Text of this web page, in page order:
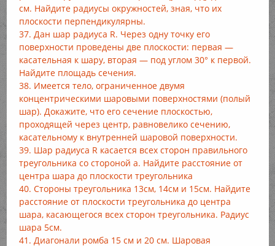
см. Найдите радиусы окружностей, зная, что их
плоскости перпендикулярны.
37. Дан шар радиуса R. Через одну точку его
поверхности проведены две плоскости: первая —
касательная к шару, вторая — под углом 30° к первой.
Найдите площадь сечения.
38. Имеется тело, ограниченное двумя
концентрическими шаровыми поверхностями (полый
шар). Докажите, что его сечение плоскостью,
проходящей через центр, равновелико сечению,
касательному к внутренней шаровой поверхности.
39. Шар радиуса R касается всех сторон правильного
треугольника со стороной а. Найдите расстояние от
центра шара до плоскости треугольника
40. Стороны треугольника 13см, 14см и 15см. Найдите
расстояние от плоскости треугольника до центра
шара, касающегося всех сторон треугольника. Радиус
шара 5см.
41. Диагонали ромба 15 см и 20 см. Шаровая